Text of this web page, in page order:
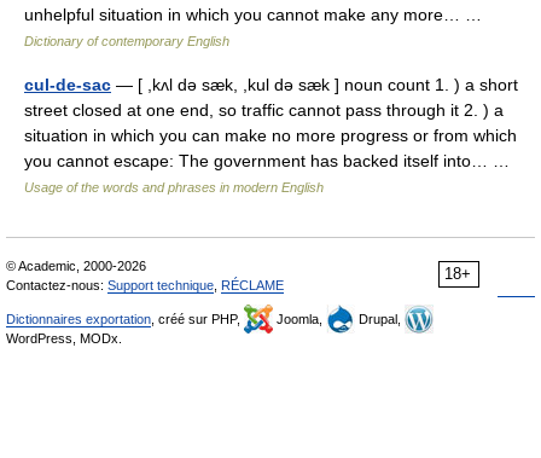
unhelpful situation in which you cannot make any more… …
Dictionary of contemporary English
cul-de-sac — [ ,kʌl də sæk, ,kul də sæk ] noun count 1. ) a short
street closed at one end, so traffic cannot pass through it 2. ) a
situation in which you can make no more progress or from which
you cannot escape: The government has backed itself into… …
Usage of the words and phrases in modern English
18+
© Academic, 2000-2026
Contactez-nous: Support technique RÉCLAME
Dictionnaires exportation , créé sur PHP, Joomla,
Drupal,
WordPress, MODx.